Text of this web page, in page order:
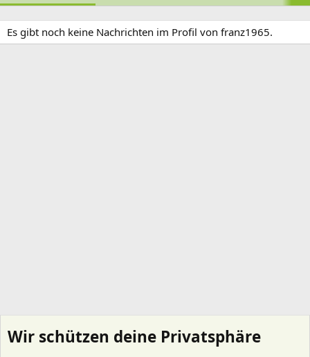
Es gibt noch keine Nachrichten im Profil von franz1965.
Wir schützen deine Privatsphäre